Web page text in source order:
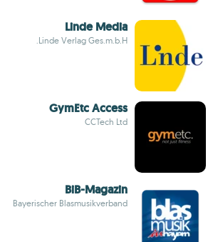
Linde Media
Linde Verlag Ges.m.b.H.
GymEtc Access
CCTech Ltd
BiB-Magazin
Bayerischer Blasmusikverband